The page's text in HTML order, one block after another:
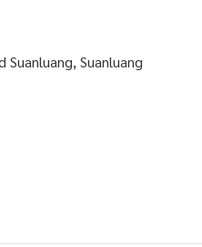
Suanluang